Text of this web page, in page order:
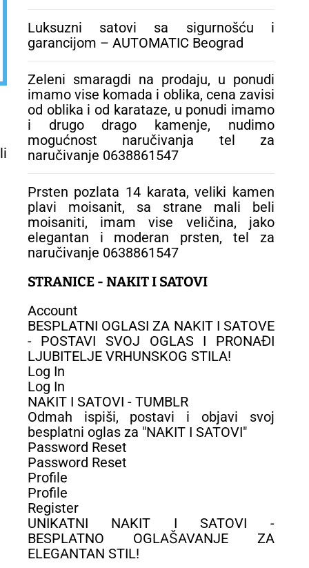
0638861547
Luksuzni satovi sa sigurnošću i
garancijom – AUTOMATIC Beograd
Zeleni smaragdi na prodaju, u ponudi
imamo vise komada i oblika, cena zavisi
od oblika i od karataze, u ponudi imamo
i drugo drago kamenje, nudimo
mogućnost naručivanja tel za
naručivanje 0638861547
Prsten pozlata 14 karata, veliki kamen
plavi moisanit, sa strane mali beli
moisaniti, imam vise veličina, jako
elegantan i moderan prsten, tel za
naručivanje 0638861547
STRANICE - NAKIT I SATOVI
Account
BESPLATNI OGLASI ZA NAKIT I SATOVE
- POSTAVI SVOJ OGLAS I PRONAĐI
LJUBITELJE VRHUNSKOG STILA!
Log In
Log In
NAKIT I SATOVI - TUMBLR
Odmah ispiši, postavi i objavi svoj
besplatni oglas za "NAKIT I SATOVI"
Password Reset
Password Reset
Profile
Profile
Register
UNIKATNI NAKIT I SATOVI -
BESPLATNO OGLAŠAVANJE ZA
ELEGANTAN STIL!